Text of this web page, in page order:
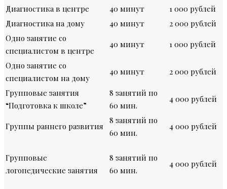
Диагностика в центре 40 минут
1 000 рублей
Диагностика на дому
40 минут
2 000 рублей
Одно занятие со
специалистом в центре
40 минут 1 000 рублей
Одно занятие со
специалистом на дому
40 минут 2 000 рублей
Групповые занятия
“Подготовка к школе”
8 занятий по
60 мин.
4 000 рублей
Группы раннего развития
8 занятий по
60 мин.
4 000 рублей
Групповые
логопедические занятия
8 занятий по
60 мин.
4 000 рублей